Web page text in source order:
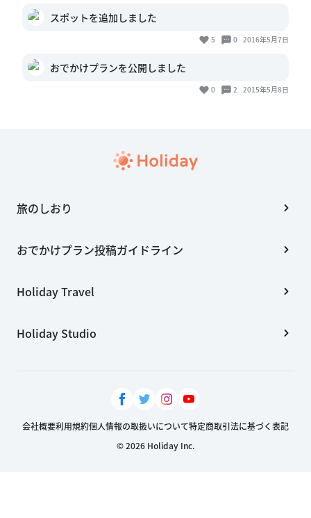
スポットを追加しました
5 0 2016年5月7日
おでかけプランを公開しました
0 2 2015年5月8日
旅のしおり
おでかけプラン投稿ガイドライン
Holiday Travel
Holiday Studio
会社概要利用規約個人情報の取扱いについて特定商取引法に基づく表記
© 2026 Holiday Inc.